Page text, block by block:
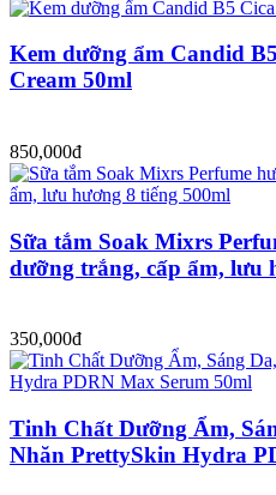
Kem dưỡng ẩm Candid
Cream 50ml
850,000đ
Sữa tắm Soak Mixrs
dưỡng trắng, cấp ẩm, lưu
350,000đ
Tinh Chất Dưỡng Ẩm,
Nhăn PrettySkin Hydra